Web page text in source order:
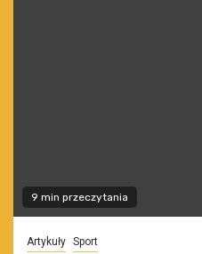
9 min przeczytania
Artykuły Sport